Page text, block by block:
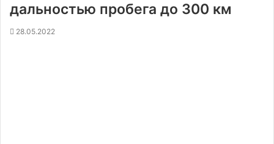
дальностью пробега до 300 км
28.05.2022